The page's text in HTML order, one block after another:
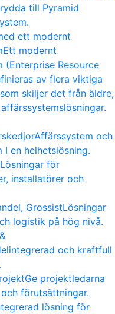
till Pyramid
ett modernt
Ett modernt
(Enterprise Resource
av flera viktiga
skiljer det från äldre,
Affärssystem och
I en helhetslösning.
Lösningar för
installatörer och
GrossistLösningar
logistik på hög nivå.
och kraftfull
Ge projektledarna
förutsättningar.
lösning för